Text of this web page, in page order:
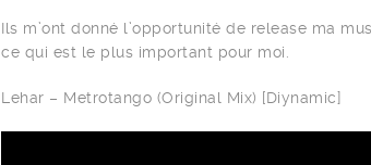
Ils m’ont donné l’opportunité de release ma
ce qui est le plus important pour moi.
Lehar – Metrotango (Original Mix) [Diynamic]